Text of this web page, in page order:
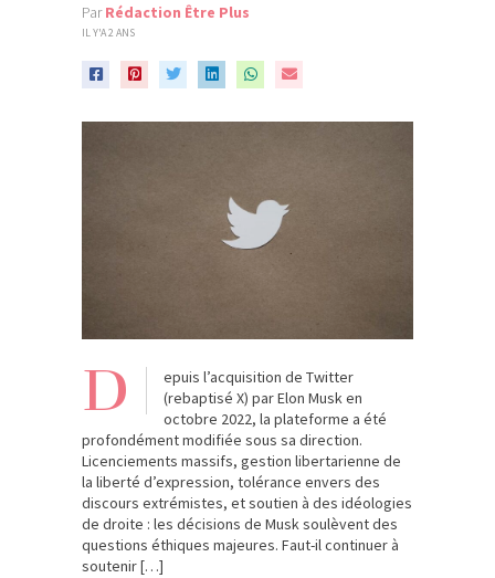
ParRédaction Être Plus
IL Y'A 2 ANS
D
epuis l’acquisition de Twitter
(rebaptisé X) par Elon Musk en
octobre 2022, la plateforme a été
profondément modifiée sous sa direction.
Licenciements massifs, gestion libertarienne de
la liberté d’expression, tolérance envers des
discours extrémistes, et soutien à des idéologies
de droite : les décisions de Musk soulèvent des
questions éthiques majeures. Faut-il continuer à
soutenir […]